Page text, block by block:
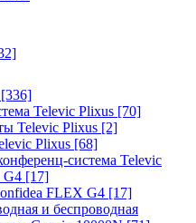
[336]
Televic Plixus [70]
Televic Plixus [2]
Plixus [68]
система Televic
G4 [17]
FLEX G4 [17]
и беспроводная